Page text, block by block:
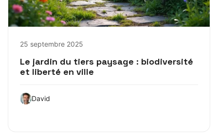
25 septembre 2025
Le jardin du tiers paysage : biodiversité
et liberté en ville
David